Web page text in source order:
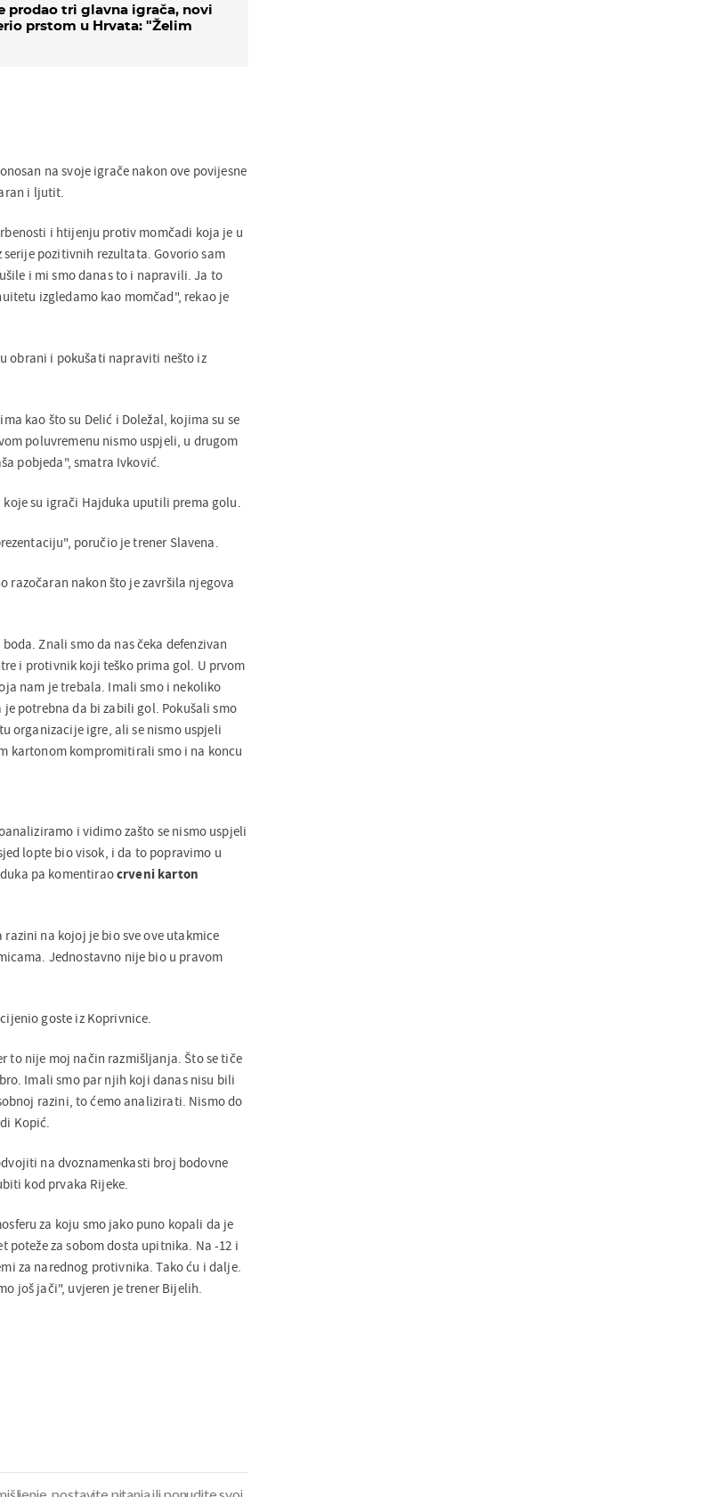
prodao tri glavna igrača, novi
prstom u Hrvata: "Želim
na svoje igrače nakon ove povijesne
i ljutit.
i htijenju protiv momčadi koja je u
pozitivnih rezultata. Govorio sam
i mi smo danas to i napravili. Ja to
izgledamo kao momčad", rekao je
obrani i pokušati napraviti nešto iz
kao što su Delić i Doležal, kojima su se
poluvremenu nismo uspjeli, u drugom
pobjeda", smatra Ivković.
su igrači Hajduka uputili prema golu.
poručio je trener Slavena.
razočaran nakon što je završila njegova
Znali smo da nas čeka defenzivan
i protivnik koji teško prima gol. U prvom
nam je trebala. Imali smo i nekoliko
potrebna da bi zabili gol. Pokušali smo
organizacije igre, ali se nismo uspjeli
kartonom kompromitirali smo i na koncu
i vidimo zašto se nismo uspjeli
lopte bio visok, i da to popravimo u
pa komentiraocrveni karton
na kojoj je bio sve ove utakmice
Jednostavno nije bio u pravom
goste iz Koprivnice.
to nije moj način razmišljanja. Što se tiče
Imali smo par njih koji danas nisu bili
razini, to ćemo analizirati. Nismo do
Kopić.
na dvoznamenkasti broj bodovne
kod prvaka Rijeke.
za koju smo jako puno kopali da je
za sobom dosta upitnika. Na -12 i
za narednog protivnika. Tako ću i dalje.
još jači", uvjeren je trener Bijelih.